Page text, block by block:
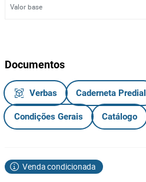
Valor base
Documentos
Verbas Caderneta Predial
Condições Gerais Catálogo
Venda condicionada